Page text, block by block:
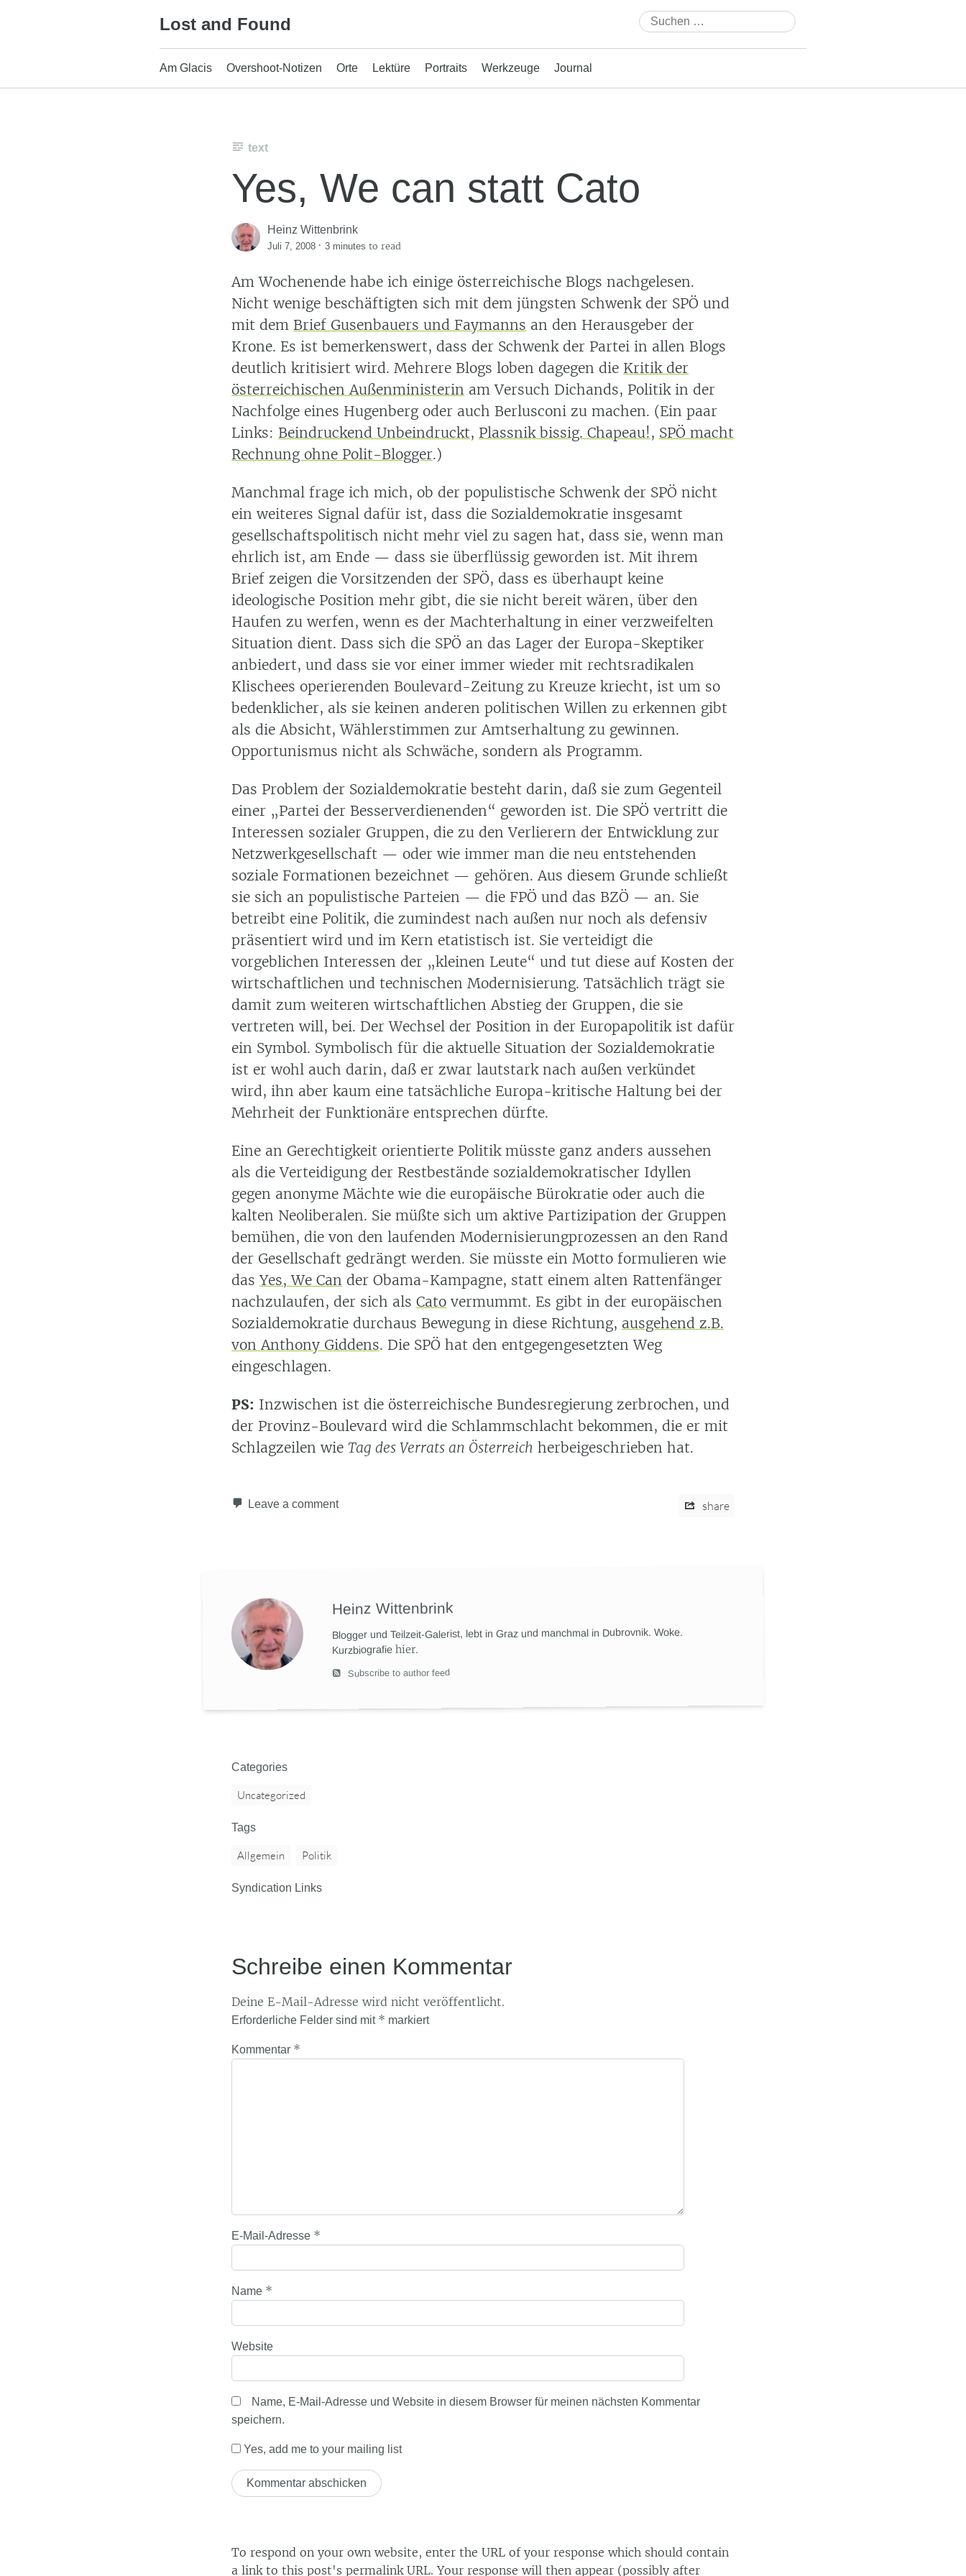
Lost and Found
Suchen
nach:
Am Glacis Overshoot-Notizen Orte Lektüre Portraits Werkzeuge Journal
text
Yes, We can statt Cato
Heinz Wittenbrink
Juli 7, 2008 · 3 minutes to read
Am Wochenende habe ich einige österreichische Blogs nachgelesen.
Nicht wenige beschäftigten sich mit dem jüngsten Schwenk der SPÖ und
mit dem Brief Gusenbauers und Faymanns an den Herausgeber der
Krone. Es ist bemerkenswert, dass der Schwenk der Partei in allen Blogs
deutlich kritisiert wird. Mehrere Blogs loben dagegen die Kritik der
österreichischen Außenministerin am Versuch Dichands, Politik in der
Nachfolge eines Hugenberg oder auch Berlusconi zu machen. (Ein paar
Links: Beindruckend Unbeindruckt, Plassnik bissig. Chapeau!, SPÖ macht
Rechnung ohne Polit-Blogger.)
Manchmal frage ich mich, ob der populistische Schwenk der SPÖ nicht
ein weiteres Signal dafür ist, dass die Sozialdemokratie insgesamt
gesellschaftspolitisch nicht mehr viel zu sagen hat, dass sie, wenn man
ehrlich ist, am Ende — dass sie überflüssig geworden ist. Mit ihrem
Brief zeigen die Vorsitzenden der SPÖ, dass es überhaupt keine
ideologische Position mehr gibt, die sie nicht bereit wären, über den
Haufen zu werfen, wenn es der Machterhaltung in einer verzweifelten
Situation dient. Dass sich die SPÖ an das Lager der Europa-Skeptiker
anbiedert, und dass sie vor einer immer wieder mit rechtsradikalen
Klischees operierenden Boulevard-Zeitung zu Kreuze kriecht, ist um so
bedenklicher, als sie keinen anderen politischen Willen zu erkennen gibt
als die Absicht, Wählerstimmen zur Amtserhaltung zu gewinnen.
Opportunismus nicht als Schwäche, sondern als Programm.
Das Problem der Sozialdemokratie besteht darin, daß sie zum Gegenteil
einer
Partei der Besserverdienenden
geworden ist. Die SPÖ vertritt die
Interessen sozialer Gruppen, die zu den Verlierern der Entwicklung zur
Netzwerkgesellschaft — oder wie immer man die neu entstehenden
soziale Formationen bezeichnet — gehören. Aus diesem Grunde schließt
sie sich an populistische Parteien — die FPÖ und das BZÖ — an. Sie
betreibt eine Politik, die zumindest nach außen nur noch als defensiv
präsentiert wird und im Kern etatistisch ist. Sie verteidigt die
vorgeblichen Interessen der „kleinen Leute“ und tut diese auf Kosten der
wirtschaftlichen und technischen Modernisierung. Tatsächlich trägt sie
damit zum weiteren wirtschaftlichen Abstieg der Gruppen, die sie
vertreten will, bei. Der Wechsel der Position in der Europapolitik ist dafür
ein Symbol. Symbolisch für die aktuelle Situation der Sozialdemokratie
ist er wohl auch darin, daß er zwar lautstark nach außen verkündet
wird, ihn aber kaum eine tatsächliche Europa-kritische Haltung bei der
Mehrheit der Funktionäre entsprechen dürfte.
Eine an Gerechtigkeit orientierte Politik müsste ganz anders aussehen
als die Verteidigung der Restbestände sozialdemokratischer Idyllen
gegen anonyme Mächte wie die europäische Bürokratie oder auch die
kalten Neoliberalen. Sie müßte sich um aktive Partizipation der Gruppen
bemühen, die von den laufenden Modernisierungprozessen an den Rand
der Gesellschaft gedrängt werden. Sie müsste ein Motto formulieren wie
dasYes, We Can der Obama-Kampagne, statt einem alten Rattenfänger
nachzulaufen, der sich als Cato vermummt. Es gibt in der europäischen
Sozialdemokratie durchaus Bewegung in diese Richtung, ausgehend z.B.
von Anthony Giddens. Die SPÖ hat den entgegengesetzten Weg
eingeschlagen.
PS: Inzwischen ist die österreichische Bundesregierung zerbrochen, und
der Provinz-Boulevard wird die Schlammschlacht bekommen, die er mit
Schlagzeilen wie Tag des Verrats an Österreich herbeigeschrieben hat.
Leave a comment share
Heinz Wittenbrink
Blogger und Teilzeit-Galerist, lebt in Graz und manchmal in Dubrovnik. Woke.
Kurzbiografiehier.
Subscribe to author feed
Categories
Uncategorized
Tags
Allgemein Politik
Syndication Links
Schreibe einen Kommentar
Deine E-Mail-Adresse wird nicht veröffentlicht.
Erforderliche Felder sind mit * markiert
Kommentar *
E-Mail-Adresse *
Name *
Website
Name, E-Mail-Adresse und Website in diesem Browser für meinen nächsten Kommentar
speichern.
Yes, add me to your mailing list
To respond on your own website, enter the URL of your response which should contain
a link to this post's permalink URL. Your response will then appear (possibly after